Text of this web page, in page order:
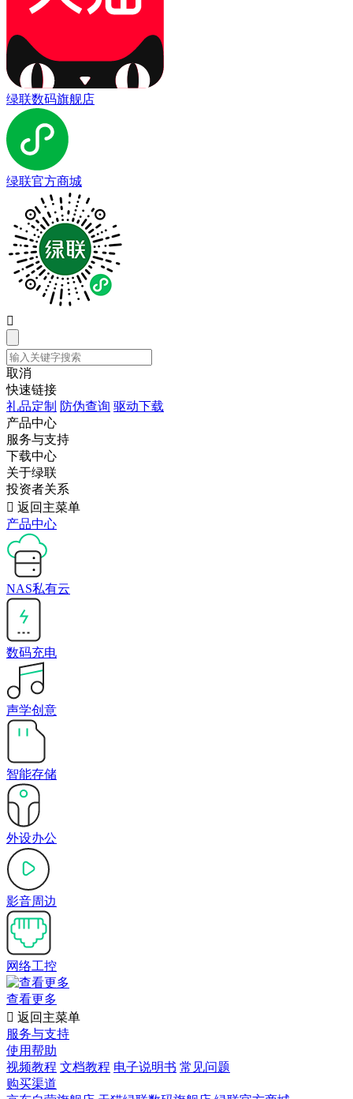
绿联数码旗舰店
绿联官方商城

取消
快速链接
礼品定制 防伪查询 驱动下载
产品中心
服务与支持
下载中心
关于绿联
投资者关系
 返回主菜单
产品中心
NAS私有云
数码充电
声学创意
智能存储
外设办公
影音周边
网络工控
查看更多
 返回主菜单
服务与支持
使用帮助
视频教程 文档教程 电子说明书 常见问题
购买渠道